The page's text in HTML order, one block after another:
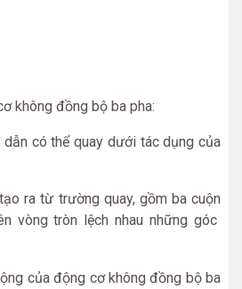
không đồng bộ ba pha:
có thể quay dưới tác dụng của
ra từ trường quay, gồm ba cuộn
vòng tròn lệch nhau những góc
của động cơ không đồng bộ ba